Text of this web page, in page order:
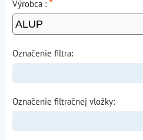
Výrobca :
Označenie filtra:
Označenie filtračnej vložky: